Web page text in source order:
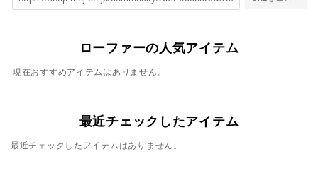
ローファーの人気アイテム
現在おすすめアイテムはありません。
最近チェックしたアイテム
最近チェックしたアイテムはありません。